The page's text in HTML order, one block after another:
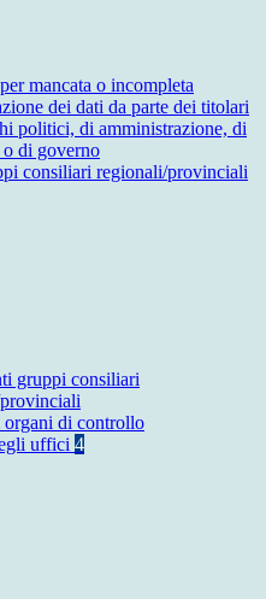
mancata o incompleta
dei dati da parte dei titolari
politici, di amministrazione, di
di governo
consiliari regionali/provinciali
gruppi consiliari
di controllo
uffici 4